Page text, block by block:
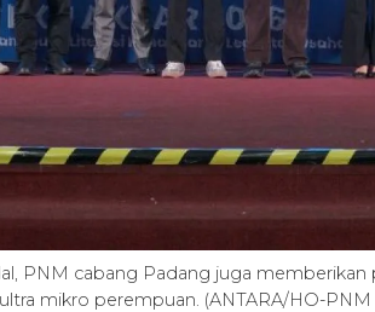
PNM cabang Padang juga
mikro perempuan. (ANTARA/HO-